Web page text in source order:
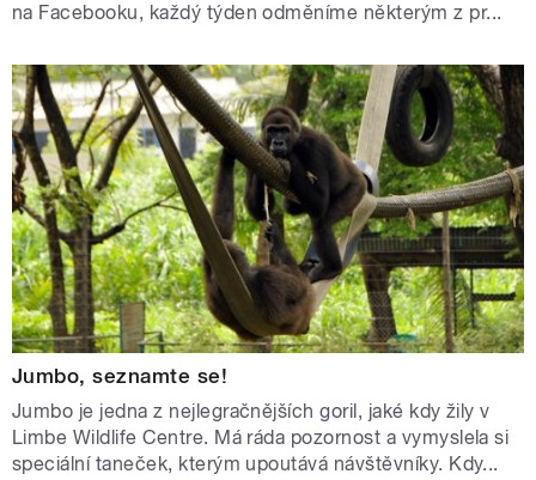
na Facebooku, každý týden odměníme některým z pr...
Jumbo, seznamte se!
Jumbo je jedna z nejlegračnějších goril, jaké kdy žily v
Limbe Wildlife Centre. Má ráda pozornost a vymyslela si
speciální taneček, kterým upoutává návštěvníky. Kdy...